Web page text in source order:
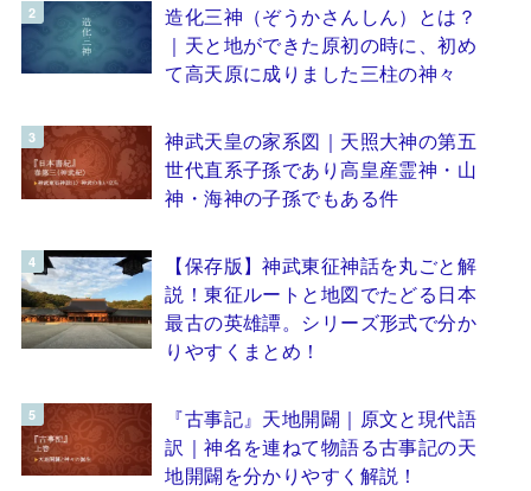
造化三神（ぞうかさんしん）とは？
｜天と地ができた原初の時に、初め
て高天原に成りました三柱の神々
神武天皇の家系図｜天照大神の第五
世代直系子孫であり高皇産霊神・山
神・海神の子孫でもある件
【保存版】神武東征神話を丸ごと解
説！東征ルートと地図でたどる日本
最古の英雄譚。シリーズ形式で分か
りやすくまとめ！
『古事記』天地開闢｜原文と現代語
訳｜神名を連ねて物語る古事記の天
地開闢を分かりやすく解説！